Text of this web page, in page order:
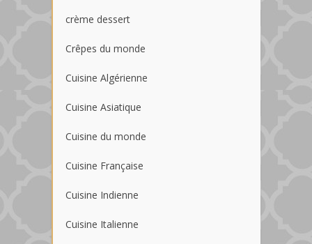
crème dessert
Crêpes du monde
Cuisine Algérienne
Cuisine Asiatique
Cuisine du monde
Cuisine Française
Cuisine Indienne
Cuisine Italienne